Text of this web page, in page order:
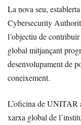
La nova seu,
Cybersecurity
l’objectiu de
global mitjançant
desenvolupament de
coneixement.
L’oficina de UNITAR
xarxa global de